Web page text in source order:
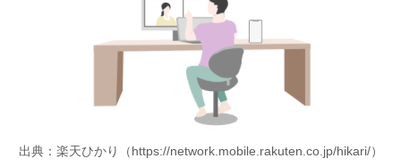
出典：楽天ひかり（https://network.mobile.rakuten.co.jp/hikari/）